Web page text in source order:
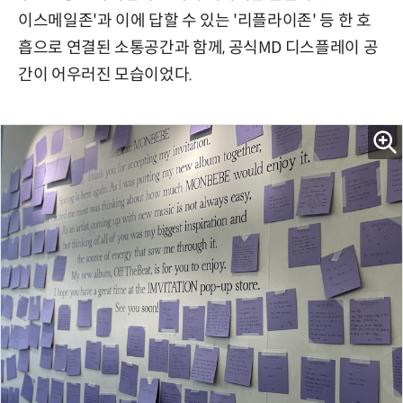
이스메일존'과 이에 답할 수 있는 '리플라이존' 등 한 호
흡으로 연결된 소통공간과 함께, 공식MD 디스플레이 공
간이 어우러진 모습이었다.